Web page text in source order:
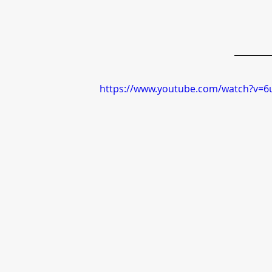
https://www.youtube.com/